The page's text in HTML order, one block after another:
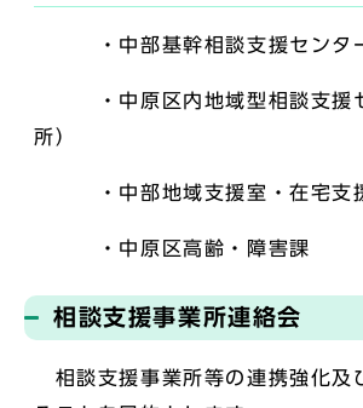
・中部基幹相談支援センタ
・中原区内地域型相談支援
所）
・中部地域支援室・在宅支
・中原区高齢・障害課
相談支援事業所連絡会
相談支援事業所等の連携強化及